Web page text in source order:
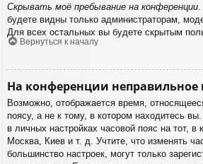
Скрывать моё пребывание на конференции
будете видны только администраторам,
Для всех остальных вы будете скрытым
Вернуться к началу
На конференции неправильное
Возможно, отображается время,
поясу, а не к тому, в котором находитесь
в личных настройках часовой пояс на тот, в
Москва, Киев и т. д. Учтите, что изменять
большинство настроек, могут только